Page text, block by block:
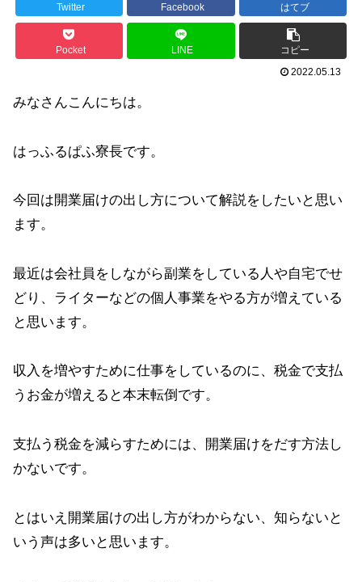
Twitter Facebook はてブ
Pocket LINE
コピー
2022.05.13
みなさんこんにちは。
はっふるぱふ寮長です。
今回は開業届けの出し方について解説をしたいと思い
ます。
最近は会社員をしながら副業をしている人や自宅でせ
どり、ライターなどの個人事業をやる方が増えている
と思います。
収入を増やすために仕事をしているのに、税金で支払
うお金が増えると本末転倒です。
支払う税金を減らすためには、開業届けをだす方法し
かないです。
とはいえ開業届けの出し方がわからない、知らないと
いう声は多いと思います。